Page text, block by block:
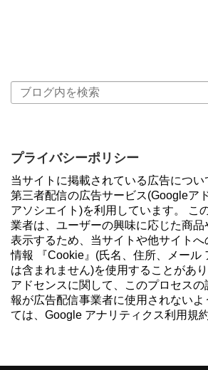
プライバシーポリシー
当サイトに掲載されている広告につい
第三者配信の広告サービス(Googleア
アソシエイト)を利用しています。 こ
業者は、ユーザーの興味に応じた商
表示するため、当サイトや他サイトへ
情報 『Cookie』(氏名、住所、メール
は含まれません)を使用することがあ
アドセンスに関して、このプロセス
報が広告配信事業者に使用されない
ては、Google アナリティクス利用規